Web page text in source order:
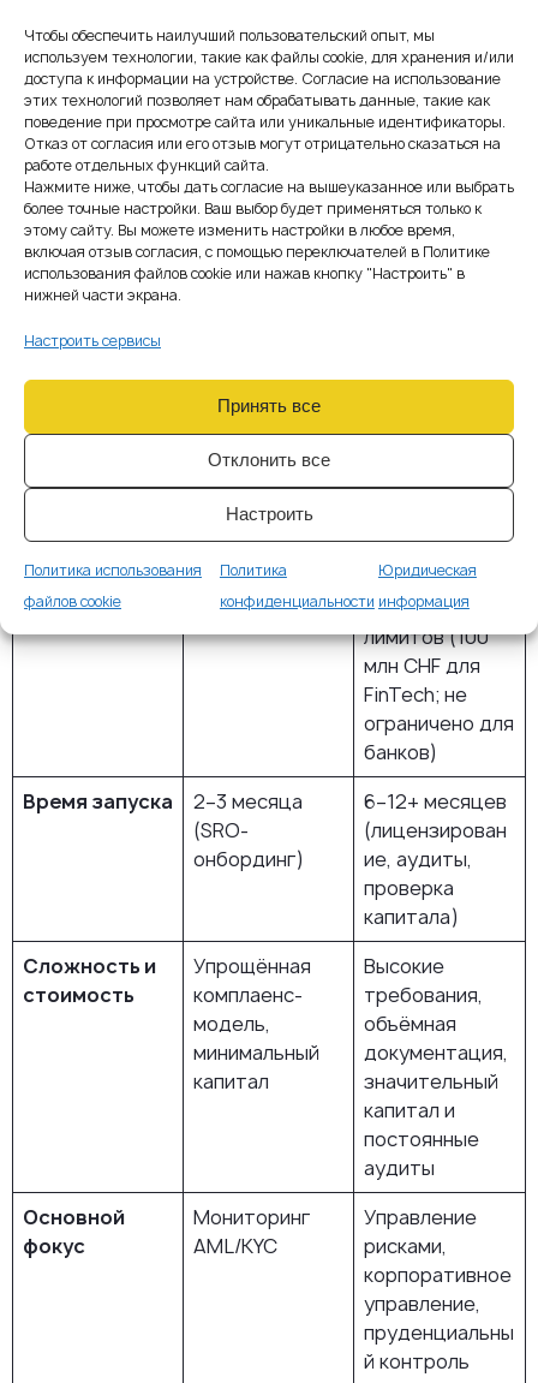
Чтобы обеспечить наилучший пользовательский опыт, мы
используем технологии, такие как файлы cookie, для хранения и/или
доступа к информации на устройстве. Согласие на использование
этих технологий позволяет нам обрабатывать данные, такие как
поведение при просмотре сайта или уникальные идентификаторы.
Отказ от согласия или его отзыв могут отрицательно сказаться на
работе отдельных функций сайта.
Нажмите ниже, чтобы дать согласие на вышеуказанное или выбрать
более точные настройки. Ваш выбор будет применяться только к
этому сайту. Вы можете изменить настройки в любое время,
включая отзыв согласия, с помощью переключателей в Политике
использования файлов cookie или нажав кнопку "Настроить" в
нижней части экрана.
Настроить сервисы
Принять все
Отклонить все
Настроить
Политика использования
файлов cookie
Политика
конфиденциальности
Юридическая
информация
SRO vs лицензия FINMA:
подробное сравнение
Аспект SRO (AMLA)
Лицензия
FINMA (FinTech
Facility)
Тип
регулировани
я
AML-контроль
под надзором
Пруденциальн
ое
Примеры
Криптобиржи,
OTC-дески,
платёжные
сервисы,
некостодиальн
ые кошельки
Кастодиальные
платформы
Клиентские
активы
Хранение
запрещено
Разрешено в
пределах
лимитов (100
млн CHF для
FinTech; не
ограничено для
банков)
Время запуска
2–3 месяца
(SRO-
онбординг)
6–12+ месяцев
(лицензирован
ие, аудиты,
проверка
капитала)
Сложность и
стоимость
Упрощённая
комплаенс-
модель,
минимальный
капитал
Высокие
требования,
объёмная
документация,
значительный
капитал и
постоянные
аудиты
Основной
фокус
Мониторинг
AML/KYC
Управление
рисками,
корпоративное
управление,
пруденциальны
й контроль